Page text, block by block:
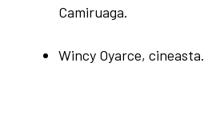
Camiruaga.
Wincy Oyarce, cineasta.